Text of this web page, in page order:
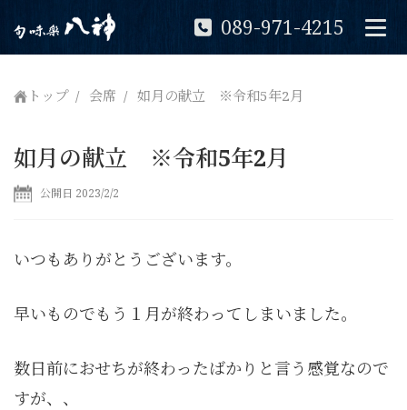
089-971-4215
トップ 会席 如月の献立 ※令和5年2月
如月の献立 ※令和5年2月
公開日 2023/2/2
いつもありがとうございます。
早いものでもう１月が終わってしまいました。
数日前におせちが終わったばかりと言う感覚なので
すが、、